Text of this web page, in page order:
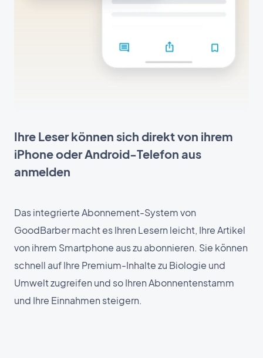
Ihre Leser können sich direkt von ihrem
iPhone oder Android-Telefon aus
anmelden
Das integrierte Abonnement-System von
GoodBarber macht es Ihren Lesern leicht, Ihre Artikel
von ihrem Smartphone aus zu abonnieren. Sie können
schnell auf Ihre Premium-Inhalte zu Biologie und
Umwelt zugreifen und so Ihren Abonnentenstamm
und Ihre Einnahmen steigern.